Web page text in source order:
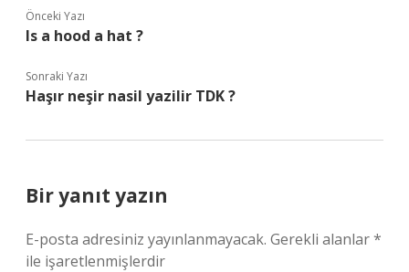
Önceki Yazı
Is a hood a hat ?
Sonraki Yazı
Haşır neşir nasil yazilir TDK ?
Bir yanıt yazın
E-posta adresiniz yayınlanmayacak. Gerekli alanlar*
ile işaretlenmişlerdir